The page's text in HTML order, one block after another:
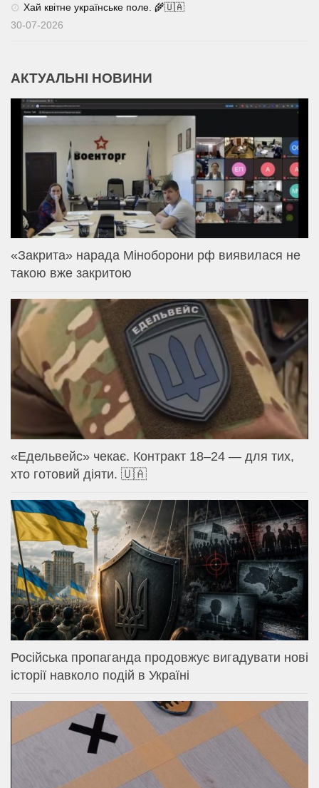
Хай квітне українське поле. 🌾🇺🇦
30-07-2026
АКТУАЛЬНІ НОВИНИ
«Закрита» нарада Міноборони рф виявилася не
такою вже закритою
«Едельвейс» чекає. Контракт 18–24 — для тих,
хто готовий діяти. 🇺🇦
Російська пропаганда продовжує вигадувати нові
історії навколо подій в Україні